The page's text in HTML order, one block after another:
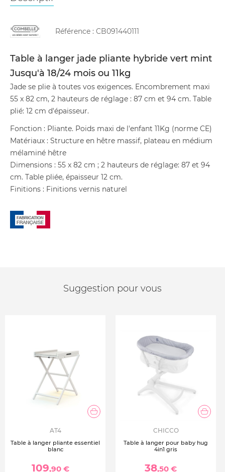
Référence : CB091440111
Table à langer jade pliante hybride vert mint
Jusqu'à 18/24 mois ou 11kg
Jade se plie à toutes vos exigences. Encombrement maxi
55 x 82 cm, 2 hauteurs de réglage : 87 cm et 94 cm. Table
plié: 12 cm d'épaisseur.
Fonction : Pliante. Poids maxi de l'enfant 11Kg (norme CE)
Matériaux : Structure en hêtre massif, plateau en médium
mélaminé hêtre
Dimensions : 55 x 82 cm ; 2 hauteurs de réglage: 87 et 94
cm. Table pliée, épaisseur 12 cm.
Finitions : Finitions vernis naturel
Suggestion pour vous
AT4
Table à langer pliante essentiel
blanc
109,90 €
CHICCO
Table à langer pour baby hug
4in1 gris
38,50 €